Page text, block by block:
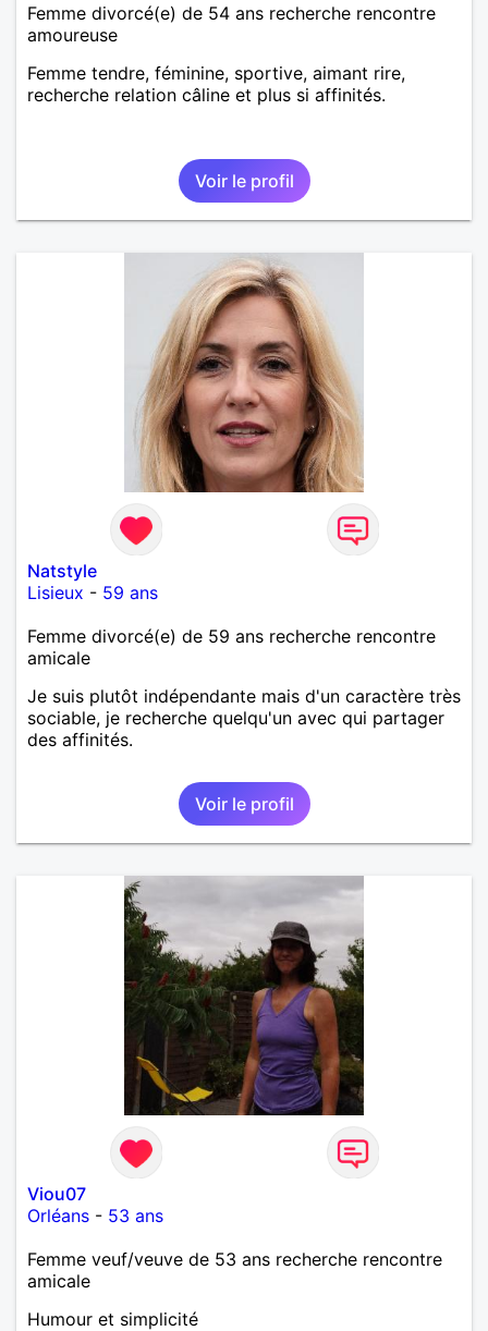
Femme divorcé(e) de 54 ans recherche rencontre
amoureuse
Femme tendre, féminine, sportive, aimant rire,
recherche relation câline et plus si affinités.
Voir le profil
Natstyle
Lisieux - 59 ans
Femme divorcé(e) de 59 ans recherche rencontre
amicale
Je suis plutôt indépendante mais d'un caractère très
sociable, je recherche quelqu'un avec qui partager
des affinités.
Voir le profil
Viou07
Orléans - 53 ans
Femme veuf/veuve de 53 ans recherche rencontre
amicale
Humour et simplicité